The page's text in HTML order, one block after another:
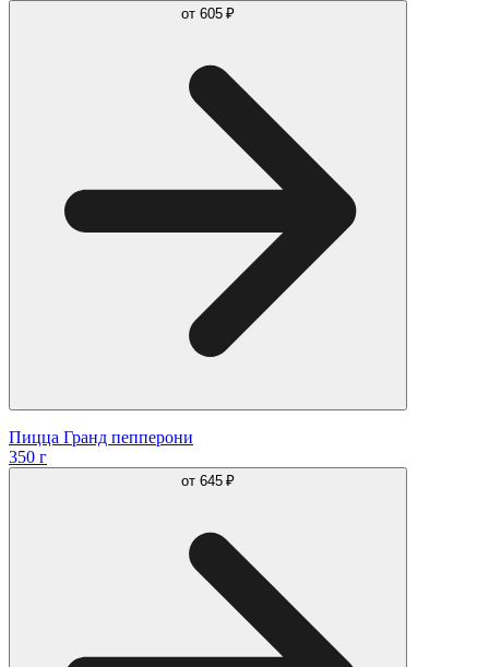
от 605 ₽
Пицца Гранд пепперони
350 г
от 645 ₽